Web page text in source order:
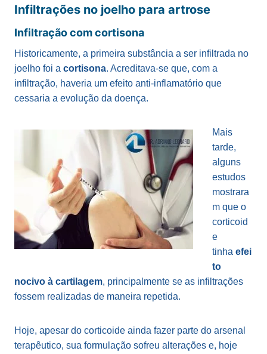
Infiltrações no joelho para artrose
Infiltração com cortisona
Historicamente, a primeira substância a ser infiltrada no
joelho foi a cortisona. Acreditava-se que, com a
infiltração, haveria um efeito anti-inflamatório que
cessaria a evolução da doença.
Mais
tarde,
alguns
estudos
mostrara
m que o
corticoid
e
tinha efei
to
nocivo à cartilagem, principalmente se as infiltrações
fossem realizadas de maneira repetida.
Hoje, apesar do corticoide ainda fazer parte do arsenal
terapêutico, sua formulação sofreu alterações e, hoje